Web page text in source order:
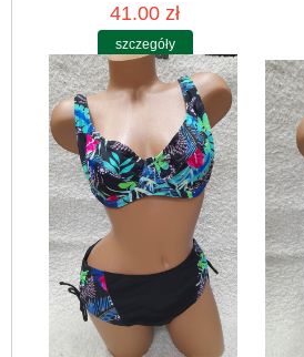
41.00 zł
szczegóły